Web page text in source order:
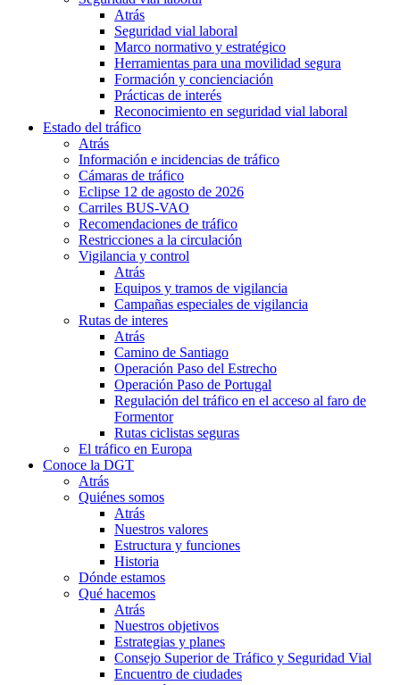
Atrás
Seguridad vial laboral
Marco normativo y estratégico
Herramientas para una movilidad segura
Formación y concienciación
Prácticas de interés
Reconocimiento en seguridad vial laboral
Estado del tráfico
Atrás
Información e incidencias de tráfico
Cámaras de tráfico
Eclipse 12 de agosto de 2026
Carriles BUS-VAO
Recomendaciones de tráfico
Restricciones a la circulación
Vigilancia y control
Atrás
Equipos y tramos de vigilancia
Campañas especiales de vigilancia
Rutas de interes
Atrás
Camino de Santiago
Operación Paso del Estrecho
Operación Paso de Portugal
Regulación del tráfico en el acceso al faro de
Formentor
Rutas ciclistas seguras
El tráfico en Europa
Conoce la DGT
Atrás
Quiénes somos
Atrás
Nuestros valores
Estructura y funciones
Historia
Dónde estamos
Qué hacemos
Atrás
Nuestros objetivos
Estrategias y planes
Consejo Superior de Tráfico y Seguridad Vial
Encuentro de ciudades